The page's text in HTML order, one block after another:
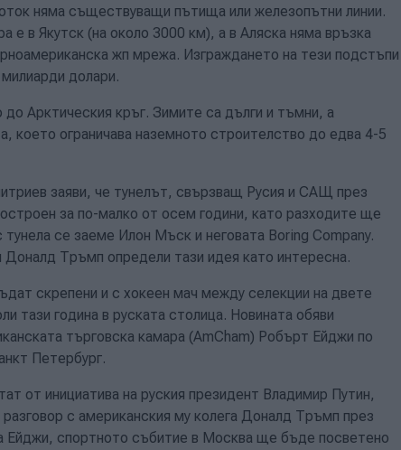
няма съществуващи пътища или железопътни линии.
е в Якутск (на около 3000 км), а в Аляска няма връзка
жп мрежа. Изграждането на тези подстъпи
долари.
Арктическия кръг. Зимите са дълги и тъмни, а
което ограничава наземното строителство до едва 4-5
заяви, че тунелът, свързващ Русия и САЩ през
за по-малко от осем години, като разходите ще
се заеме Илон Мъск и неговата Boring Company.
Тръмп определи тази идея като интересна.
скрепени и с хокеен мач между селекции на двете
тази година в руската столица. Новината обяви
търговска камара (AmCham) Робърт Ейджи по
Петербург.
от инициатива на руския президент Владимир Путин,
с американския му колега Доналд Тръмп през
Ейджи, спортното събитие в Москва ще бъде посветено